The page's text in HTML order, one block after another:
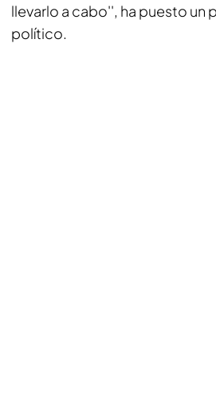
llevarlo a cabo'', ha puesto un
político.